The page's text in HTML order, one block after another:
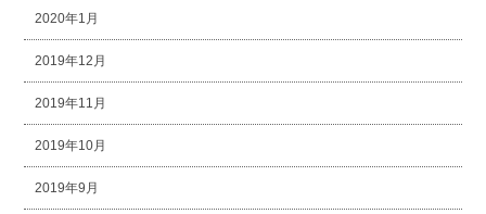
2020年1月
2019年12月
2019年11月
2019年10月
2019年9月